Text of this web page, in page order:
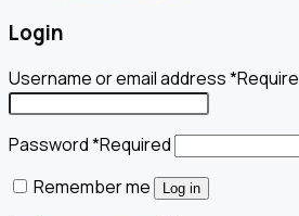
Login
Username or email address*
Password*Required
Remember me
Log in